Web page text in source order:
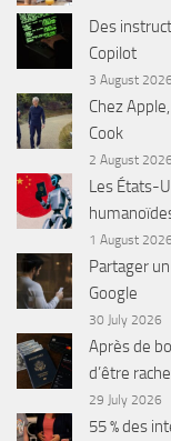
Des
Copilot
3 August 2026
Chez
Cook
2 August 2026
Les États-
1 August 2026
Partager
Google
30 July 2026
Après de
d’être
29 July 2026
55 % des